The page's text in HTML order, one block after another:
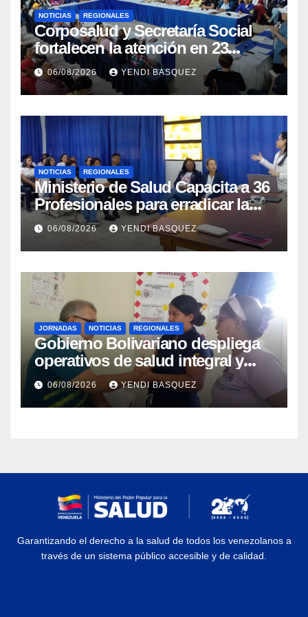
NOTICIAS REGIONALES
Corposalud y Secretaría Social
fortalecen la atención en 23
municipios
06/08/2026 YENDI BASQUEZ
NOTICIAS REGIONALES
Ministerio de Salud Capacita a 36
Profesionales para erradicar la
Tuberculosis en Yaracuy
06/08/2026 YENDI BASQUEZ
JORNADAS NOTICIAS REGIONALES
Gobierno Bolivariano despliega
operativos de salud integral y
protección social en los
municipios Sucre y Mario
Briceño Iragorry del estado
06/08/2026 YENDI BASQUEZ
Garantizando el derecho a la salud de todos los venezolanos a
través de un sistema público accesible y de calidad.